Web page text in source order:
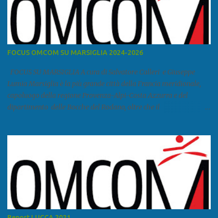
FOCUS OMCOM SU MARSIGLIA 2024-2026
FOCUS SU MARSIGLIA A cura di Salvatore Calleri e Giuseppe
Lumia Marsiglia è la più grande città della Francia meridionale,
capoluogo della regione Provenza-Alpi-Costa Azzurra e del
dipartimento delle Bocche del Rodano, oltre che il
come area metropolitana. Studiare quanto succede a Marsiglia è
molto importante per la geopolitica narcomafiosa perché
Marsiglia ha il porto in asse con la Corsica, Genova, Livorno e
Napoli e le banlieu gemellate con le periferie milanesi. Secondo il
rapporto della DCSA è uno dei principali scali del narcotraffico dal
sudamerica, in particolare Ecuador e Cile. Marsiglia è una città
multietnica, con un 40 per cento di islamici e nonostante questo e